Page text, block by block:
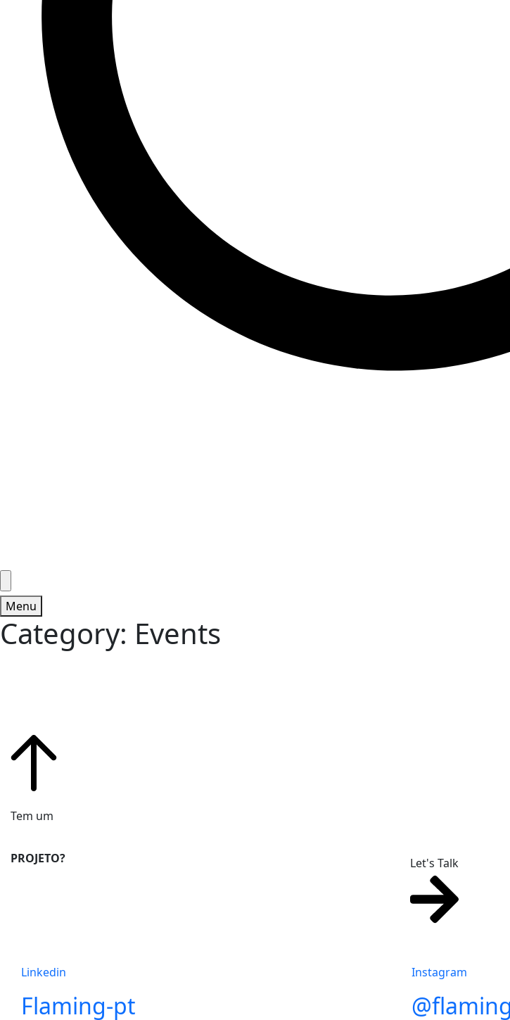
Menu
Category: Events
Tem um
PROJETO? Let's Talk
Linkedin
Flaming-pt
Instagram